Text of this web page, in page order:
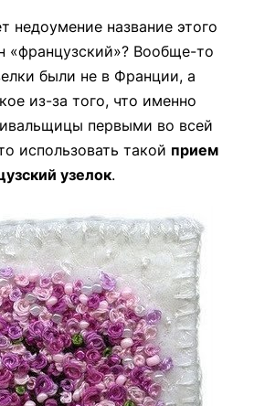
недоумение название этого
«французский»? Вообще-то
были не в Франции, а
из-за того, что именно
первыми во всей
использовать такой прием
узелок.